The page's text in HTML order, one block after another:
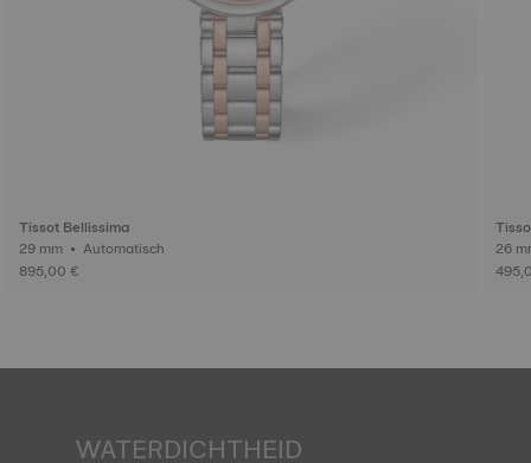
Tissot Bellissima
29 mm • Automatisch
895,00 €
WATERDICHTHEID